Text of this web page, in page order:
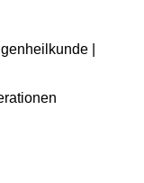
|